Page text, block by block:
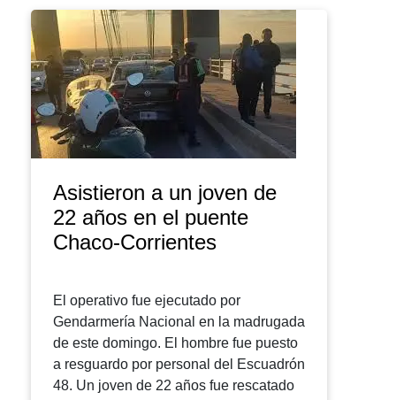
Asistieron a un joven de
22 años en el puente
Chaco-Corrientes
El operativo fue ejecutado por
Gendarmería Nacional en la madrugada
de este domingo. El hombre fue puesto
a resguardo por personal del Escuadrón
48. Un joven de 22 años fue rescatado